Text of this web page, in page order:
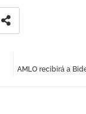
AMLO recibirá a